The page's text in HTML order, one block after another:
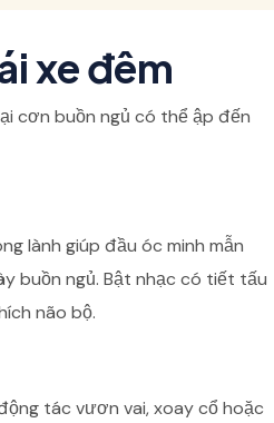
xe đêm
cơn buồn ngủ có thể ập đến
lành giúp đầu óc minh mẫn
buồn ngủ. Bật nhạc có tiết tấu
não bộ.
tác vươn vai, xoay cổ hoặc